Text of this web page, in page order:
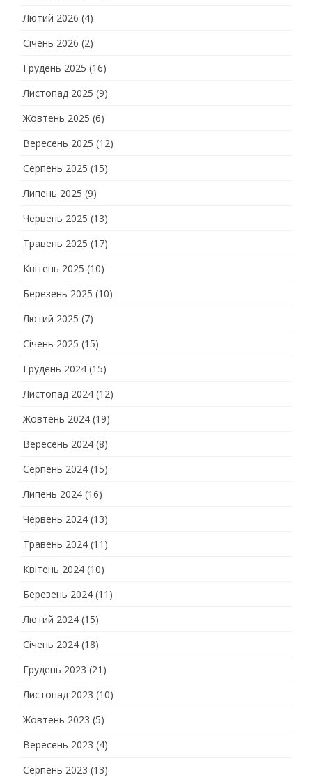
Лютий 2026 (4)
Січень 2026 (2)
Грудень 2025 (16)
Листопад 2025 (9)
Жовтень 2025 (6)
Вересень 2025 (12)
Серпень 2025 (15)
Липень 2025 (9)
Червень 2025 (13)
Травень 2025 (17)
Квітень 2025 (10)
Березень 2025 (10)
Лютий 2025 (7)
Січень 2025 (15)
Грудень 2024 (15)
Листопад 2024 (12)
Жовтень 2024 (19)
Вересень 2024 (8)
Серпень 2024 (15)
Липень 2024 (16)
Червень 2024 (13)
Травень 2024 (11)
Квітень 2024 (10)
Березень 2024 (11)
Лютий 2024 (15)
Січень 2024 (18)
Грудень 2023 (21)
Листопад 2023 (10)
Жовтень 2023 (5)
Вересень 2023 (4)
Серпень 2023 (13)